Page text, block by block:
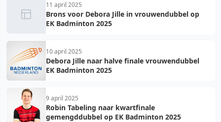
11 april 2025
Brons voor Debora Jille in vrouwendubbel op
EK Badminton 2025
10 april 2025
Debora Jille naar halve finale vrouwendubbel
EK Badminton 2025
9 april 2025
Robin Tabeling naar kwartfinale
gemengddubbel op EK Badminton 2025